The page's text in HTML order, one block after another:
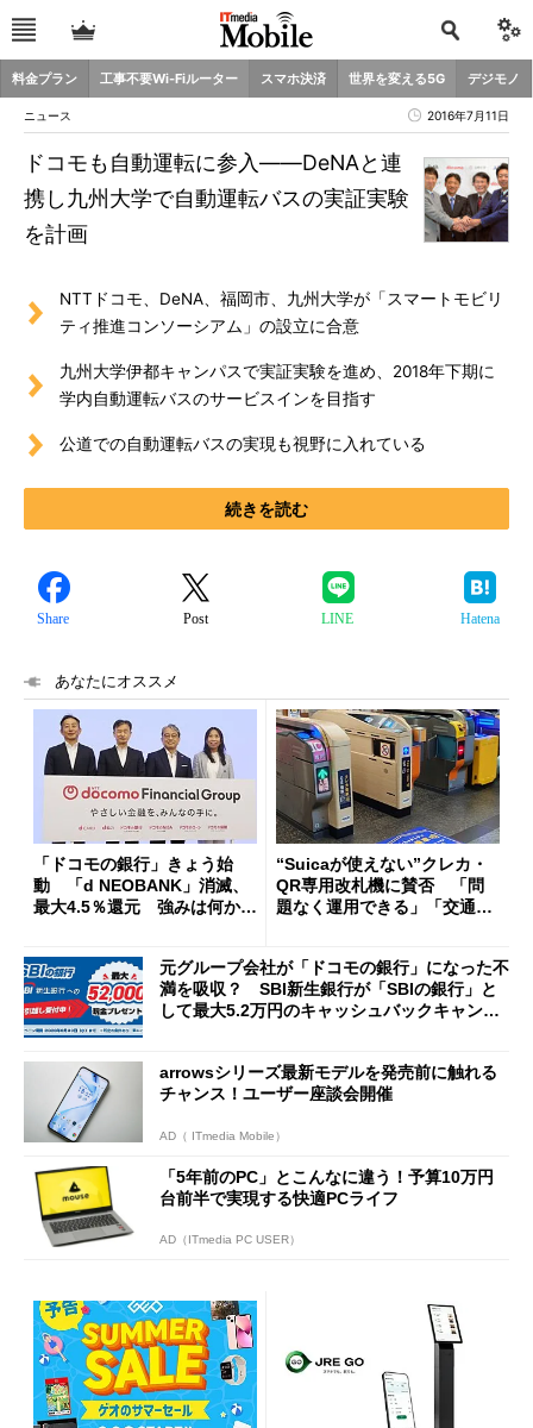
料金プラン 工事不要Wi-Fiルーター スマホ決済 世界を変える5G デジモノ
ニュース 2016年7月11日
ドコモも自動運転に参入――DeNAと連
携し九州大学で自動運転バスの実証実験
を計画
NTTドコモ、DeNA、福岡市、九州大学が「スマートモビリ
ティ推進コンソーシアム」の設立に合意
九州大学伊都キャンパスで実証実験を進め、2018年下期に
学内自動運転バスのサービスインを目指す
公道での自動運転バスの実現も視野に入れている
続きを読む
Share Post LINE Hatena
あなたにオススメ
「ドコモの銀行」きょう始
動 「d NEOBANK」消滅、
最大4.5％還元 強みは何か解
“Suicaが使えない”クレカ・
QR専用改札機に賛否 「問
題なく運用できる」「交通系I
元グループ会社が「ドコモの銀行」になった不
満を吸収？ SBI新生銀行が「SBIの銀行」と
して最大5.2万円のキャッシュバックキャンペ
arrowsシリーズ最新モデルを発売前に触れる
チャンス！ユーザー座談会開催
AD（ ITmedia Mobile）
「5年前のPC」とこんなに違う！予算10万円
台前半で実現する快適PCライフ
AD（ITmedia PC USER）